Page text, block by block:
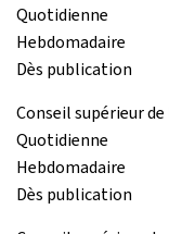
Quotidienne
Hebdomadaire
Dès publication
Conseil supérieur
Quotidienne
Hebdomadaire
Dès publication